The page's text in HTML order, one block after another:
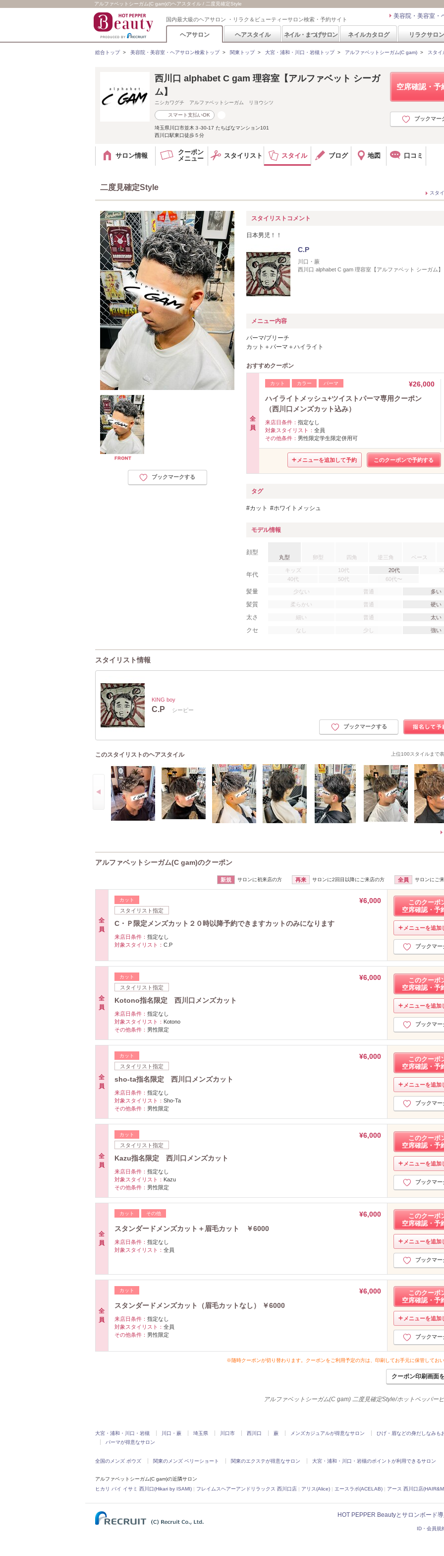
アルファベットシーガム(C gam)のヘアスタイル / 二度見確定Style
国内最大級のヘアサロン ・リラク＆ビューティーサロン検索・予約サイト 美容院・美容室・
ヘアサロン ヘアスタイル ネイル・まつげサロン ネイルカタログ リラクサロン
総合トップ> 美容院・美容室・ヘアサロン検索トップ> 関東トップ> 大宮・浦和・川口・岩槻トップ> アルファベットシーガム(C gam) > スタイ
空席確認・予
ブックマー
西川口 alphabet C gam 理容室【アルファベット シーガ
ム】
ニシカワグチ アルファベットシーガム リヨウシツ
スマート支払いOK
埼玉県川口市並木３-30-17 たちばなマンション101
西川口駅東口徒歩５分
サロン情報
クーポン
メニュー
スタイリスト スタイル ブログ 地図 口コミ
二度見確定Style
スタ
ブックマークする
スタイリストコメント
日本男児！！
C.P
川口・蕨
西川口 alphabet C gam 理容室【アルファベット シーガム】
メニュー内容
パーマ/ブリーチ
カット＋パーマ＋ハイライト
おすすめクーポン
全
員
カット カラー パーマ
¥26,000
ハイライトメッシュ+ツイストパーマ専用クーポン
（西川口メンズカット込み）
来店日条件： 指定なし
対象スタイリスト： 全員
その他条件： 男性限定学生限定併用可
メニューを追加して予約 このクーポンで予約する
タグ
カット ホワイトメッシュ
モデル情報
顔型
丸型 卵型 四角 逆三角 ベース
年代
キッズ 10代 20代
40代
50代 60代〜
髪量 少ない 普通 多い
髪質 柔らかい 普通 硬い
太さ 細い 普通 太い
クセ なし 少し 強い
スタイリスト情報
KING boy
C.P シーピー
ブックマークする
このスタイリストのヘアスタイル 上位100スタイルまで
アルファベットシーガム(C gam)のクーポン
新規 サロンに初来店の方 再来 サロンに2回目以降にご来店の方 全員 サロンにご
全
員
カット
スタイリスト指定
¥6,000
C・Ｐ限定メンズカット２０時以降予約できますカットのみになります
来店日条件： 指定なし
対象スタイリスト： C.P
このクーポ
空席確認・予
メニューを追加
ブックマー
全
員
カット
スタイリスト指定
¥6,000
Kotono指名限定 西川口メンズカット
来店日条件： 指定なし
対象スタイリスト： Kotono
その他条件： 男性限定
このクーポ
空席確認・予
メニューを追加
ブックマー
全
員
カット
スタイリスト指定
¥6,000
sho-ta指名限定 西川口メンズカット
来店日条件： 指定なし
対象スタイリスト： Sho-Ta
その他条件： 男性限定
このクーポ
空席確認・予
メニューを追加
ブックマー
全
員
カット
スタイリスト指定
¥6,000
Kazu指名限定 西川口メンズカット
来店日条件： 指定なし
対象スタイリスト： Kazu
その他条件： 男性限定
このクーポ
空席確認・予
メニューを追加
ブックマー
全
員
カット その他
¥6,000
スタンダードメンズカット＋眉毛カット ￥6000
来店日条件： 指定なし
対象スタイリスト： 全員
このクーポ
空席確認・予
メニューを追加
ブックマー
全
員
カット
¥6,000
スタンダードメンズカット（眉毛カットなし） ￥6000
来店日条件： 指定なし
対象スタイリスト： 全員
その他条件： 男性限定
このクーポ
空席確認・予
メニューを追加
ブックマー
※随時クーポンが切り替わります。クーポンをご利用予定の方は、印刷してお手元に保管しておい
クーポン印刷画面
アルファベットシーガム(C gam) 二度見確定Style/ホットペッパー
大宮・浦和・川口・岩槻 川口・蕨 埼玉県 川口市 西川口 蕨 メンズカジュアルが得意なサロン ひげ・眉などの身だしなみも
パーマが得意なサロン
全国のメンズ ボウズ 関東のメンズ ベリーショート 関東のエクステが得意なサロン 大宮・浦和・川口・岩槻のポイントが利用できるサロン
アルファベットシーガム(C gam)の近隣サロン
ヒカリ バイ イサミ 西川口(Hikari by ISAMI) | フレイムスヘアーアンドリラックス 西川口店 | アリス(Alice) | エースラボ(ACELAB) | アース 西川口店
HOT PEPPER Beautyとサロンボード
ID・会員規